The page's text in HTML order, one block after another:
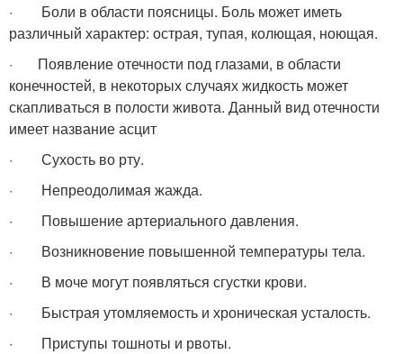
· Боли в области поясницы. Боль может иметь
различный характер: острая, тупая, колющая, ноющая.
· Появление отечности под глазами, в области
конечностей, в некоторых случаях жидкость может
скапливаться в полости живота. Данный вид отечности
имеет название асцит
· Сухость во рту.
· Непреодолимая жажда.
· Повышение артериального давления.
· Возникновение повышенной температуры тела.
· В моче могут появляться сгустки крови.
· Быстрая утомляемость и хроническая усталость.
· Приступы тошноты и рвоты.